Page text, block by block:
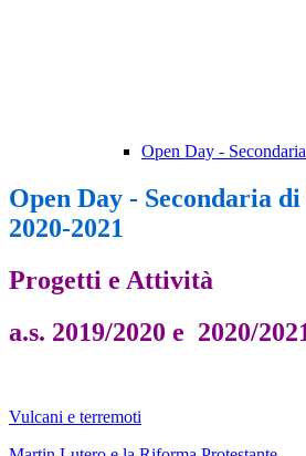
Open Day -
Open Day - Secondaria
2020-2021
Progetti e Attività
a.s. 2019/2020 e 2020/
Vulcani e terremoti